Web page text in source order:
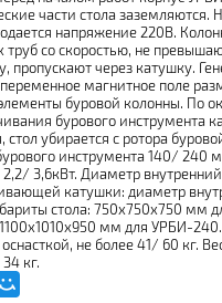
части стола заземляются.
напряжение 220В.
труб со скоростью, не
пропускают через катушку.
магнитное поле
буровой колонны. По
бурового инструмента
стол убирается с ротора
инструмента 140/ 240
3,6кВт. Диаметр внутренний
катушки: диаметр
стола: 750х750х750 мм
мм для УРБИ-
не более 41/ 60 кг.
кг.